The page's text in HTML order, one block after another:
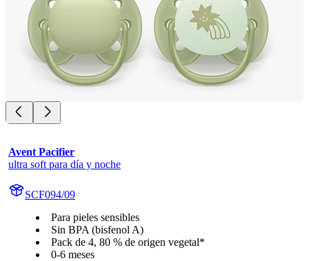
Avent Pacifier
ultra soft para día y noche
SCF094/09
Para pieles sensibles
Sin BPA (bisfenol A)
Pack de 4, 80 % de origen vegetal*
0-6 meses